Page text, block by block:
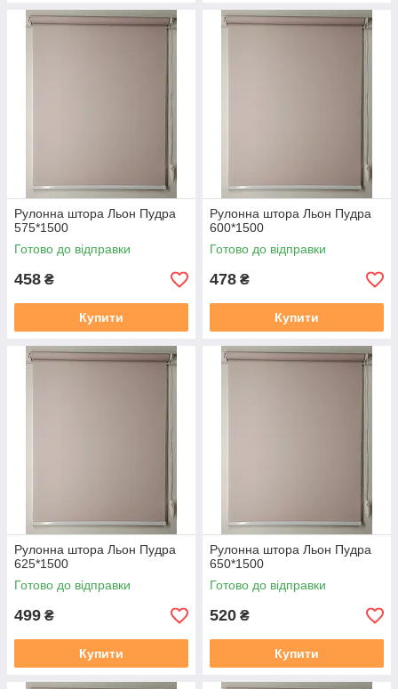
Рулонна штора Льон Пудра
575*1500
Готово до відправки
458 ₴
Купити
Рулонна штора Льон Пудра
600*1500
Готово до відправки
478 ₴
Купити
Рулонна штора Льон Пудра
625*1500
Готово до відправки
499 ₴
Купити
Рулонна штора Льон Пудра
650*1500
Готово до відправки
520 ₴
Купити